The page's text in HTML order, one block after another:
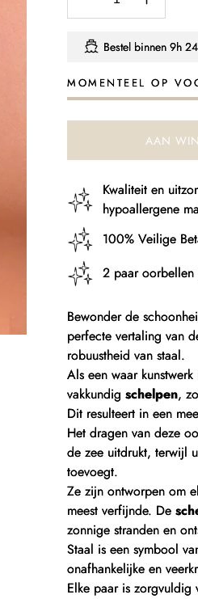
Aantal
verlagen
voor
Oorbellen
van
Aantal
verhogen
voor
van
Bestel binnen9h
MOMENTEEL OP
AAN
Kwaliteit en
hypoallergene
100% Veilige
2 paar oorbellen
Bewonder de
perfecte vertaling van
robuustheid van staal.
Als een waar
vakkundigschelpen,
Dit resulteert in een
Het dragen van deze
de zee uitdrukt, terwijl
toevoegt.
Ze zijn ontworpen om
meest verfijnde. De
zonnige stranden en
Staal is een symbool
onafhankelijke en
Elke paar is zorgvuldig